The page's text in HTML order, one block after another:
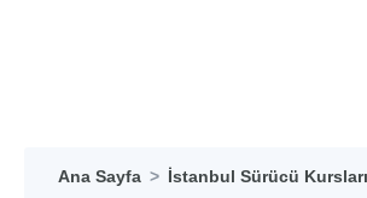
Ana Sayfa İstanbul Sürücü Kursları